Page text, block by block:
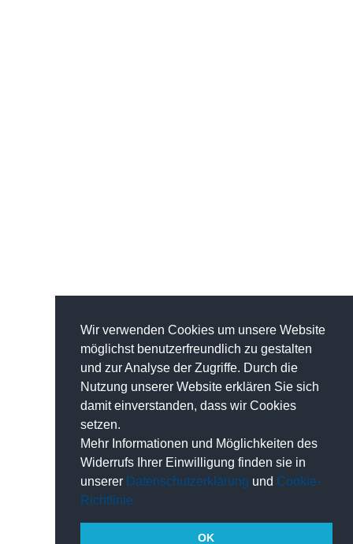
Wir verwenden Cookies um unsere Website
möglichst benutzerfreundlich zu gestalten
und zur Analyse der Zugriffe. Durch die
Nutzung unserer Website erklären Sie sich
damit einverstanden, dass wir Cookies
setzen.
Mehr Informationen und Möglichkeiten des
Widerrufs Ihrer Einwilligung finden sie in
unserer Datenschutzerklärung und Cookie-
Richtlinie
OK